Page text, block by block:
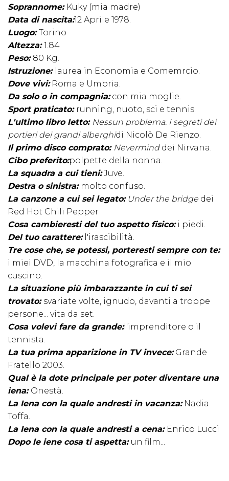
Soprannome: Kuky (mia madre)
Data di nascita:12 Aprile 1978.
Luogo:Torino
Altezza:1.84
Peso: 80 Kg.
Istruzione: laurea in Economia e Comemrcio.
Dove vivi:Roma e Umbria.
Da solo o in compagnia:con mia moglie.
Sport praticato: running, nuoto, sci e tennis.
L'ultimo libro letto: Nessun problema. I segreti dei
portieri dei grandi alberghidi Nicolò De Rienzo.
Il primo disco comprato: Nevermind dei Nirvana.
Cibo preferito:polpette della nonna.
La squadra a cui tieni:Juve.
Destra o sinistra: molto confuso.
La canzone a cui sei legato: Under the bridge dei
Red Hot Chili Pepper
Cosa cambieresti del tuo aspetto fisico:i piedi.
Del tuo carattere:l'irascibilità.
Tre cose che, se potessi, porteresti sempre con te:
i miei DVD, la macchina fotografica e il mio
cuscino.
La situazione più imbarazzante in cui ti sei
trovato: svariate volte, ignudo, davanti a troppe
persone... vita da set.
Cosa volevi fare da grande:l'imprenditore o il
tennista.
La tua prima apparizione in TV invece:Grande
Fratello 2003.
Qual è la dote principale per poter diventare una
iena: Onestà.
La Iena con la quale andresti in vacanza:Nadia
Toffa.
La Iena con la quale andresti a cena: Enrico Lucci
Dopo le iene cosa ti aspetta: un film...